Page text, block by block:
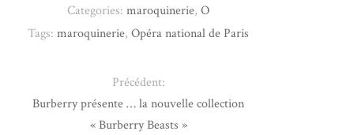
Categories:maroquinerie,O
Tags:maroquinerie,Opéra national de Paris
Précédent:
Burberry présente … la nouvelle collection
« Burberry Beasts »